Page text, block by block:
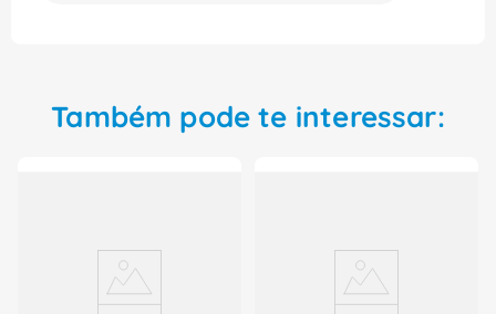
Também pode te interessar: